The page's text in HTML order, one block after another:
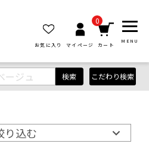
お気に入り マイページ
0
カート
MENU
検索 こだわり検索
り込む